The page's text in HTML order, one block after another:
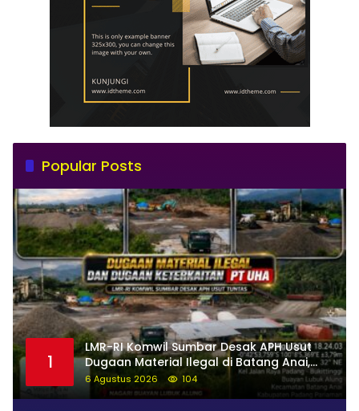
Popular Posts
1
LMR-RI Komwil Sumbar Desak APH Usut
Dugaan Material Ilegal di Batang Anai,
Dugaan Keterkaitan PT UHA Diminta
Diselidiki Tuntas
6 Agustus 2026 104